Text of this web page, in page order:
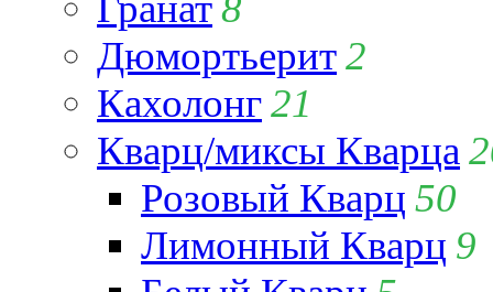
Дюмортьерит2
Кахолонг21
Кварц/миксы Кварца
Розовый Кварц 50
Лимонный Кварц 9